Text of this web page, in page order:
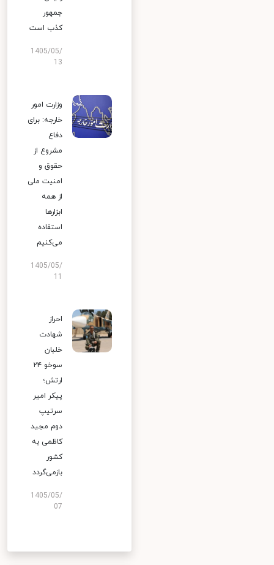
جمهور
کذب است
1405/05/
13
وزارت امور
خارجه: برای
دفاع
مشروع از
حقوق و
امنیت ملی
از همه
ابزارها
استفاده
می‌کنیم
1405/05/
احراز
شهادت
خلبان
سوخو ۲۴
ارتش؛
پیکر امیر
سرتیپ
دوم مجید
کاظمی به
کشور
بازمی‌گردد
1405/05/
07